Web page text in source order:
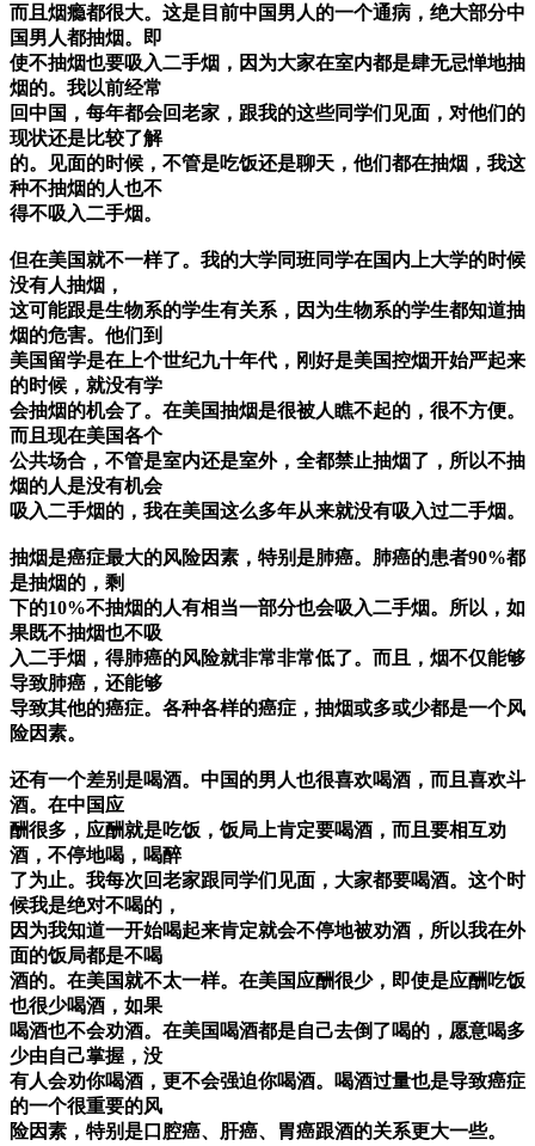
而且烟瘾都很大。这是目前中国男人的一个通病，绝大部分中
国男人都抽烟。即
使不抽烟也要吸入二手烟，因为大家在室内都是肆无忌惮地抽
烟的。我以前经常
回中国，每年都会回老家，跟我的这些同学们见面，对他们的
现状还是比较了解
的。见面的时候，不管是吃饭还是聊天，他们都在抽烟，我这
种不抽烟的人也不
得不吸入二手烟。
但在美国就不一样了。我的大学同班同学在国内上大学的时候
没有人抽烟，
这可能跟是生物系的学生有关系，因为生物系的学生都知道抽
烟的危害。他们到
美国留学是在上个世纪九十年代，刚好是美国控烟开始严起来
的时候，就没有学
会抽烟的机会了。在美国抽烟是很被人瞧不起的，很不方便。
而且现在美国各个
公共场合，不管是室内还是室外，全都禁止抽烟了，所以不抽
烟的人是没有机会
吸入二手烟的，我在美国这么多年从来就没有吸入过二手烟。
抽烟是癌症最大的风险因素，特别是肺癌。肺癌的患者90%都
是抽烟的，剩
下的10%不抽烟的人有相当一部分也会吸入二手烟。所以，如
果既不抽烟也不吸
入二手烟，得肺癌的风险就非常非常低了。而且，烟不仅能够
导致肺癌，还能够
导致其他的癌症。各种各样的癌症，抽烟或多或少都是一个风
险因素。
还有一个差别是喝酒。中国的男人也很喜欢喝酒，而且喜欢斗
酒。在中国应
酬很多，应酬就是吃饭，饭局上肯定要喝酒，而且要相互劝
酒，不停地喝，喝醉
了为止。我每次回老家跟同学们见面，大家都要喝酒。这个时
候我是绝对不喝的，
因为我知道一开始喝起来肯定就会不停地被劝酒，所以我在外
面的饭局都是不喝
酒的。在美国就不太一样。在美国应酬很少，即使是应酬吃饭
也很少喝酒，如果
喝酒也不会劝酒。在美国喝酒都是自己去倒了喝的，愿意喝多
少由自己掌握，没
有人会劝你喝酒，更不会强迫你喝酒。喝酒过量也是导致癌症
的一个很重要的风
险因素，特别是口腔癌、肝癌、胃癌跟酒的关系更大一些。